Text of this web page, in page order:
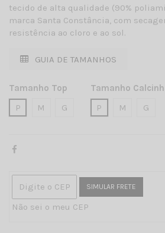
tecido de alta qualidade (90%
marca Santa Constância, com
resistência ao cloro e ao sol.
GUIA DE TAMANHOS
Tamanho Top
P
M G
Tamanho
P
M G
SIMULAR FRETE
Não sei o meu CEP